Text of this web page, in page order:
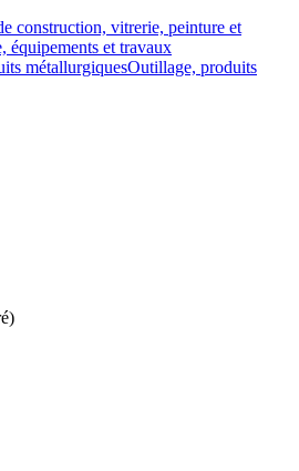
construction, vitrerie, peinture et
équipements et travaux
métallurgiquesOutillage, produits